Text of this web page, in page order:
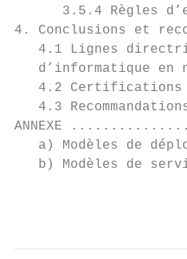
3.5.4 Règles
4. Conclusions
4.1 Lignes
d’informatique en
4.2
4.3
ANNEXE
a) Modèles de
b) Modèles de